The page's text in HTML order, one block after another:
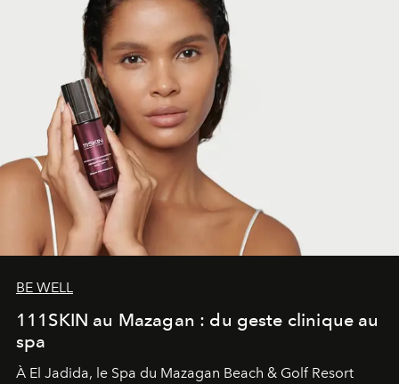
BE WELL
111SKIN au Mazagan : du geste clinique au
spa
À El Jadida, le Spa du Mazagan Beach & Golf Resort